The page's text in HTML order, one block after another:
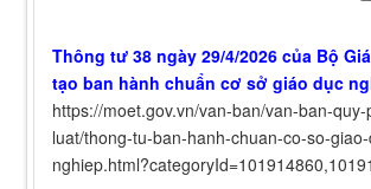
Thông tư 38 ngày 29/4/2026 của Bộ
tạo ban hành chuẩn cơ sở giáo dục
https://moet.gov.vn/van-ban/van-ban-
luat/thong-tu-ban-hanh-chuan-co-so-